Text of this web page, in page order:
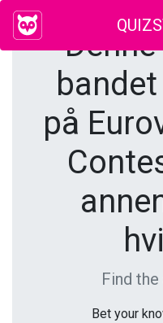
på
Find
Bet your